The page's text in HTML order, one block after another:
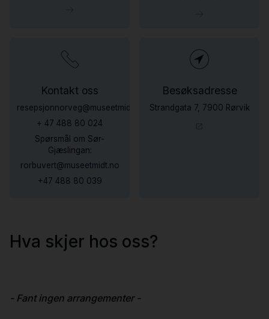
Kontakt oss
resepsjonnorveg@museetmidt.no
+ 47 488 80 024
Spørsmål om Sør-
Gjæslingan:
rorbuvert@museetmidt.no
+47 488 80 039
Besøksadresse
Strandgata 7, 7900 Rørvik
Hva skjer hos oss?
- Fant ingen arrangementer -